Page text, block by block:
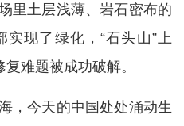
里土层浅薄、岩石密布的
现了绿化，“石头山”上
难题被成功破解。
，今天的中国处处涌动生